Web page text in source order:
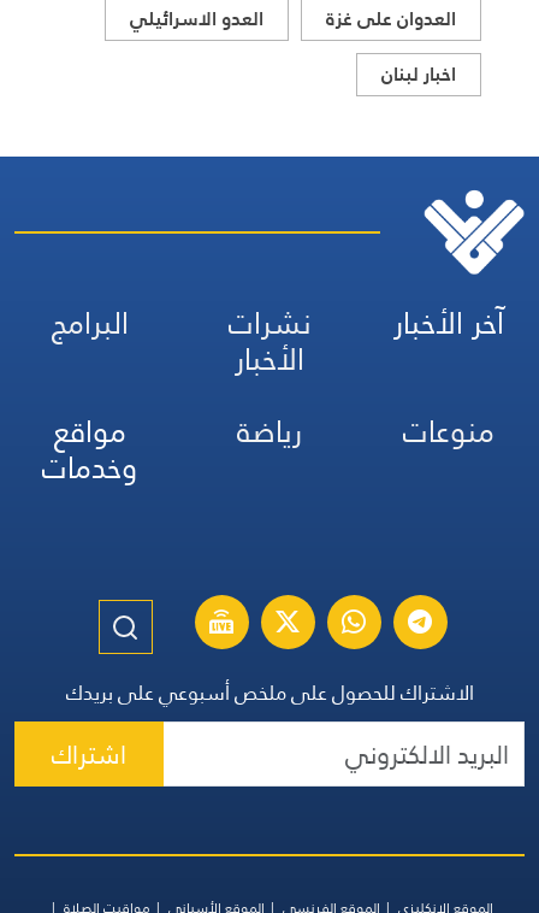
العدوان على غزة
العدو الاسرائيلي
اخبار لبنان
آخر الأخبار نشرات
الأخبار
البرامج
منوعات
رياضة مواقع
وخدمات
الاشتراك للحصول على ملخص أسبوعي على بريدك
اشتراك